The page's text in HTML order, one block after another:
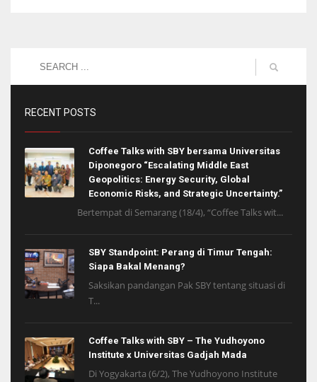
RECENT POSTS
Coffee Talks with SBY bersama Universitas
Diponegoro “Escalating Middle East
Geopolitics: Energy Security, Global
Economic Risks, and Strategic Uncertainty.”
Bertempat di Semarang (18/4), “Coffee Talks wit...
SBY Standpoint: Perang di Timur Tengah:
Siapa Bakal Menang?
Saksikan pandangan Pak SBY tentang situasi di
T...
Coffee Talks with SBY – The Yudhoyono
Institute x Universitas Gadjah Mada
Di Yogyakarta (6/2), The Yudhoyono Institute